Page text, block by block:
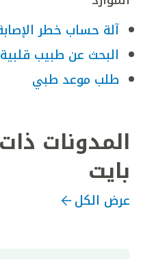
آلة حساب خطر
البحث عن طبيب قلبية
طلب موعد طبي
المدونات
بايت
عرض الكل